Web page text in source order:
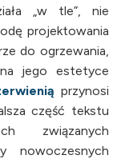
„w tle”, nie
projektowania
do ogrzewania,
jego estetyce
przynosi
część tekstu
związanych
nowoczesnych